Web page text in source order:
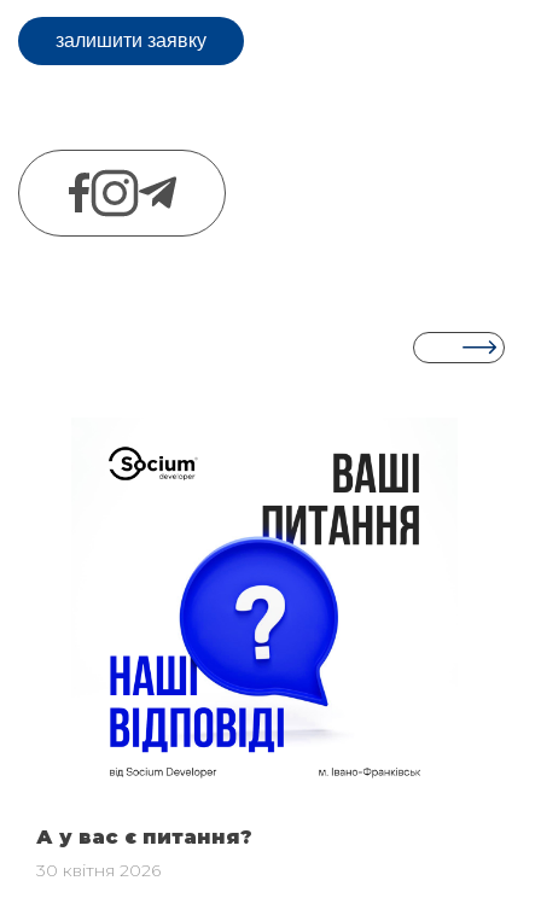
залишити заявку
А у вас є питання?
30 квітня 2026